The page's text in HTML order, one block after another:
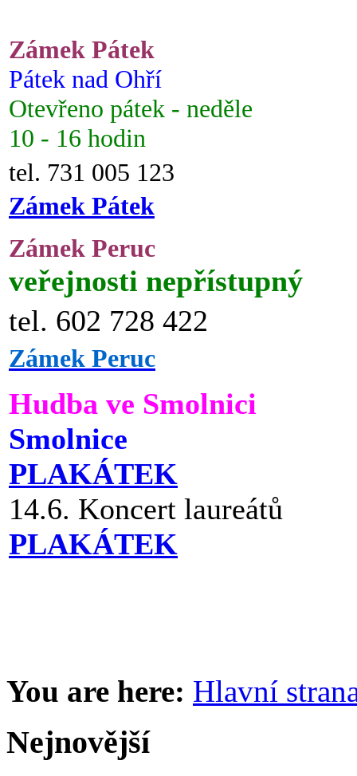
Zámek Pátek
Pátek nad Ohří
Otevřeno pátek - neděle
10 - 16 hodin
tel. 731 005 123
Zámek Pátek
Zámek Peruc
veřejnosti nepřístupný
tel. 602 728 422
Zámek Peruc
Hudba ve Smolnici
Smolnice
PLAKÁTEK
14.6. Koncert laureátů
PLAKÁTEK
You are here: Hlavní
Nejnovější